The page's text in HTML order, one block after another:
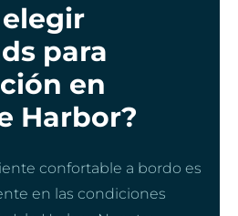
para
en
Harbor?
confortable a bordo es
en las condiciones